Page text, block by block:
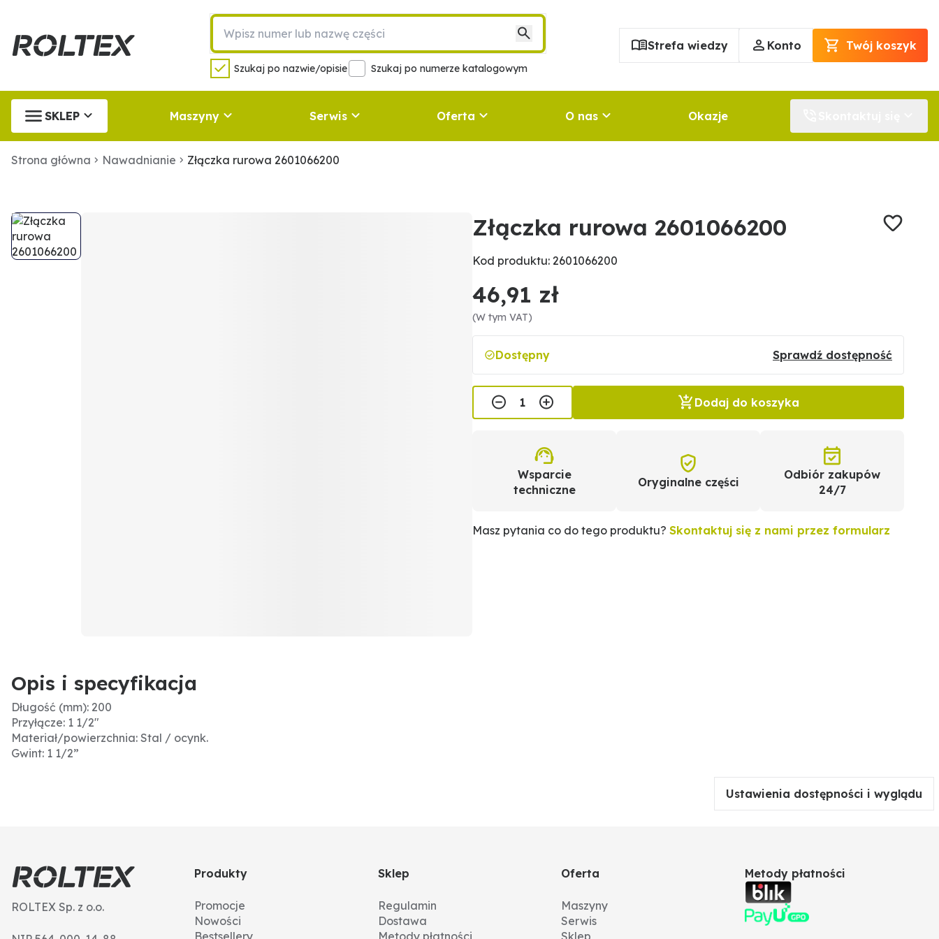
Szukaj po nazwie/opisie Szukaj po numerze katalogowym
Strefa wiedzy Konto Twój koszyk
SKLEP Maszyny Serwis Oferta O nas Okazje
Strona główna Nawadnianie Złączka rurowa 2601066200
Złączka rurowa 2601066200
Kod produktu: 2601066200
46,91 zł
(W tym VAT)
Dostępny Sprawdź dostępność
Dodaj do koszyka
Wsparcie
techniczne
Oryginalne części
Odbiór zakupów
24/7
Masz pytania co do tego produktu? Skontaktuj się z nami przez formularz
Opis i specyfikacja
Długość (mm): 200
Przyłącze: 1 1/2"
Materiał/powierzchnia: Stal / ocynk.
Gwint: 1 1/2”
Ustawienia dostępności i wyglądu
ROLTEX Sp. z o.o.
Produkty
Promocje
Nowości
Bestsellery
Sklep
Regulamin
Dostawa
Metody płatności
Oferta
Maszyny
Serwis
Sklep
Metody płatności